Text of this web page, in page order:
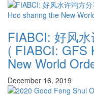
FIABCI: 好风
( FIABCI: GFS
New World
December 16, 2019